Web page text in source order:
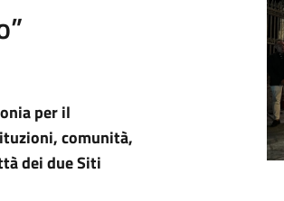
per il
comunità,
dei due Siti